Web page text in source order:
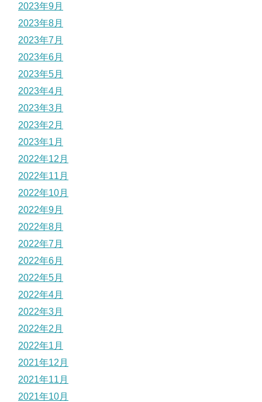
2023年9月
2023年8月
2023年7月
2023年6月
2023年5月
2023年4月
2023年3月
2023年2月
2023年1月
2022年12月
2022年11月
2022年10月
2022年9月
2022年8月
2022年7月
2022年6月
2022年5月
2022年4月
2022年3月
2022年2月
2022年1月
2021年12月
2021年11月
2021年10月